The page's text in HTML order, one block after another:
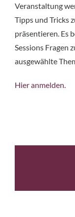
Veranstaltung
Tipps und Tricks
präsentieren. Es
Sessions Fragen
ausgewählte
Hier anmelden.